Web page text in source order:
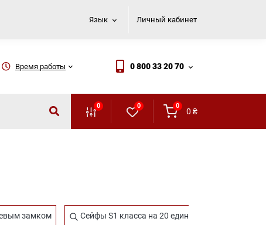
Язык Личный кабинет
Время работы 0 800 33 20 70
0 0 0
0 ₴
замком Сейфы S1 класса на 20 единиц оружия